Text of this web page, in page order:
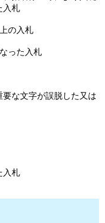
入札
の入札
った入札
な文字が誤脱した又は
入札